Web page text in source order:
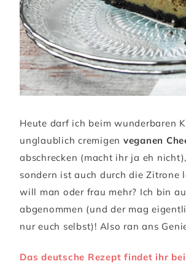
Heute darf ich beim wunderbaren
unglaublich cremigen veganen
abschrecken (macht ihr ja eh
sondern ist auch durch die Zitrone
will man oder frau mehr? Ich bin
abgenommen (und der mag
nur euch selbst)! Also ran ans
Das deutsche Rezept findet ihr